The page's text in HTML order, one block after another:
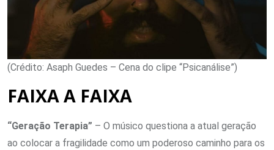
(Crédito: Asaph Guedes – Cena do clipe “Psicanálise”)
FAIXA A FAIXA
“Geração Terapia” – O músico questiona a atual geração
ao colocar a fragilidade como um poderoso caminho para os